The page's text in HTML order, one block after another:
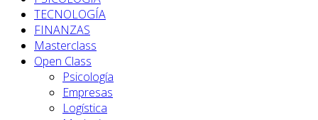
TECNOLOGÍA
FINANZAS
Masterclass
Open Class
Psicología
Empresas
Logística